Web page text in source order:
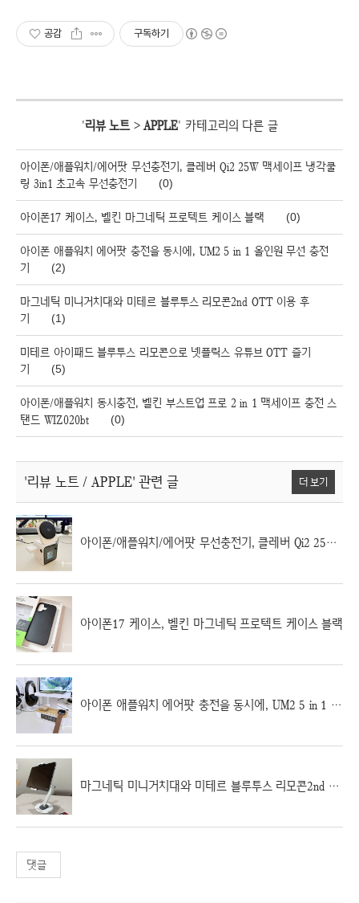
공감 구독하기
'리뷰 노트> APPLE' 카테고리의 다른 글
아이폰/애플워치/에어팟 무선충전기, 클레버 Qi2 25W 맥세이프 냉각쿨
링 3in1 초고속 무선충전기
(0)
아이폰17 케이스, 벨킨 마그네틱 프로텍트 케이스 블랙 (0)
아이폰 애플워치 에어팟 충전을 동시에, UM2 5 in 1 올인원 무선 충전
기
(2)
마그네틱 미니거치대와 미테르 블루투스 리모콘2nd OTT 이용 후
기
(1)
미테르 아이패드 블루투스 리모콘으로 넷플릭스 유튜브 OTT 즐기
기
(5)
아이폰/애플워치 동시충전, 벨킨 부스트업 프로 2 in 1 맥세이프 충전 스
탠드 WIZ020bt
(0)
'리뷰 노트 / APPLE' 관련 글 더 보기
아이폰/애플워치/에어팟 무선충전기, 클레버 Qi2 25W 맥세이프 냉각쿨링 3in1 초고속 무선충전기
아이폰17 케이스, 벨킨 마그네틱 프로텍트 케이스 블랙
아이폰 애플워치 에어팟 충전을 동시에, UM2 5 in 1 올인원 무선 충전기
마그네틱 미니거치대와 미테르 블루투스 리모콘2nd OTT 이용 후기
댓글